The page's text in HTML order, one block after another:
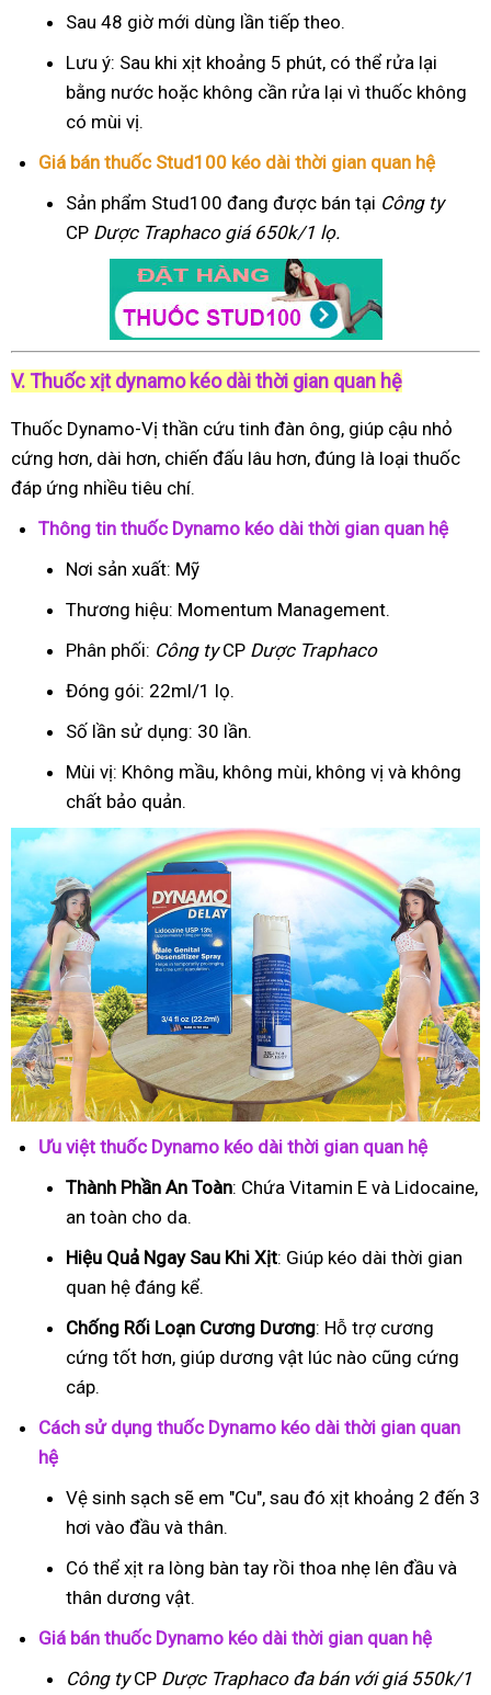
Sau 48 giờ mới dùng lần tiếp theo.
Lưu ý: Sau khi xịt khoảng 5 phút, có thể rửa lại
bằng nước hoặc không cần rửa lại vì thuốc không
có mùi vị.
Giá bán thuốc Stud100 kéo dài thời gian quan hệ
Sản phẩm Stud100 đang được bán tại Công ty
CP Dược Traphacogiá 650k/1 lọ.
V. Thuốc xịt dynamo kéo dài thời gian quan hệ
Thuốc Dynamo-Vị thần cứu tinh đàn ông, giúp cậu nhỏ
cứng hơn, dài hơn, chiến đấu lâu hơn, đúng là loại thuốc
đáp ứng nhiều tiêu chí.
Thông tin thuốc Dynamo kéo dài thời gian quan hệ
Nơi sản xuất: Mỹ
Thương hiệu: Momentum Management.
Phân phối: Công tyCP Dược Traphaco
Đóng gói: 22ml/1 lọ.
Số lần sử dụng: 30 lần.
Mùi vị: Không mầu, không mùi, không vị và không
chất bảo quản.
Ưu việt thuốc Dynamo kéo dài thời gian quan hệ
Thành Phần An Toàn: Chứa Vitamin E và Lidocaine,
an toàn cho da.
Hiệu Quả Ngay Sau Khi Xịt: Giúp kéo dài thời gian
quan hệ đáng kể.
Chống Rối Loạn Cương Dương: Hỗ trợ cương
cứng tốt hơn, giúp dương vật lúc nào cũng cứng
cáp.
Cách sử dụng thuốc Dynamo kéo dài thời gian quan
hệ
Vệ sinh sạch sẽ em "Cu", sau đó xịt khoảng 2 đến 3
hơi vào đầu và thân.
Có thể xịt ra lòng bàn tay rồi thoa nhẹ lên đầu và
thân dương vật.
Giá bán thuốc Dynamo kéo dài thời gian quan hệ
Công tyCP Dược Traphacođa bán với giá 550k/1